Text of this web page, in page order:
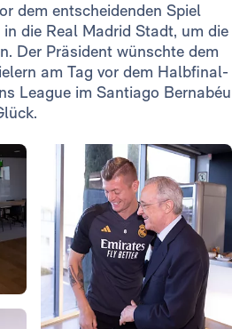
dem entscheidenden Spiel
die Real Madrid Stadt, um die
Der Präsident wünschte dem
am Tag vor dem Halbfinal-
League im Santiago Bernabéu